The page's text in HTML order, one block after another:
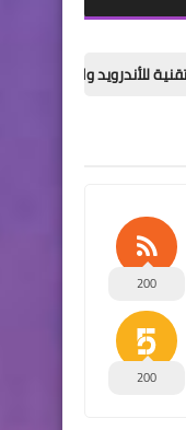
دليل 2026 الشامل
200
200